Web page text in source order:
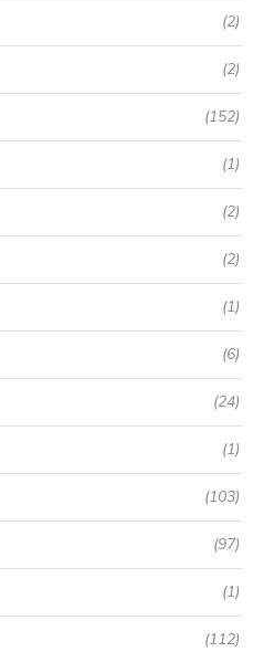
(2)
(2)
(152)
(1)
(2)
(2)
(1)
(6)
(24)
(1)
(103)
(97)
(1)
(112)